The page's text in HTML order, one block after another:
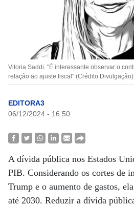
Vitoria Saddi: "É interessante observar o
relação ao ajuste fiscal" (Crédito:Divulgação)
EDITORA3
06/12/2024 - 16:50
A dívida pública nos Estados
PIB. Considerando os cortes de
Trump e o aumento de gastos,
até 2030. Reduzir a dívida